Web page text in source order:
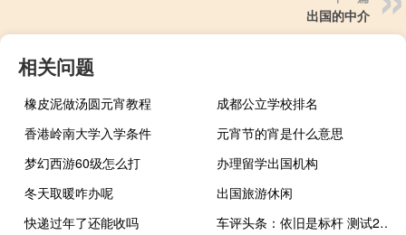
出国的中介
相关问题
橡皮泥做汤圆元宵教程
成都公立学校排名
香港岭南大学入学条件
元宵节的宵是什么意思
梦幻西游60级怎么打
办理留学出国机构
冬天取暖咋办呢
出国旅游休闲
快递过年了还能收吗
车评头条：依旧是标杆 测试2018款广汽丰田汉兰达